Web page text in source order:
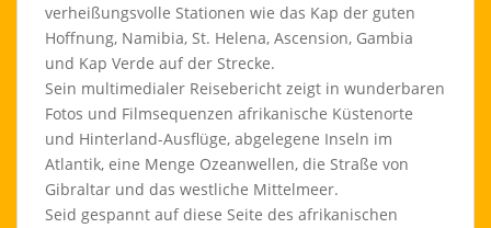
verheißungsvolle Stationen wie das Kap der guten
Hoffnung, Namibia, St. Helena, Ascension, Gambia
und Kap Verde auf der Strecke.
Sein multimedialer Reisebericht zeigt in wunderbaren
Fotos und Filmsequenzen afrikanische Küstenorte
und Hinterland-Ausflüge, abgelegene Inseln im
Atlantik, eine Menge Ozeanwellen, die Straße von
Gibraltar und das westliche Mittelmeer.
Seid gespannt auf diese Seite des afrikanischen